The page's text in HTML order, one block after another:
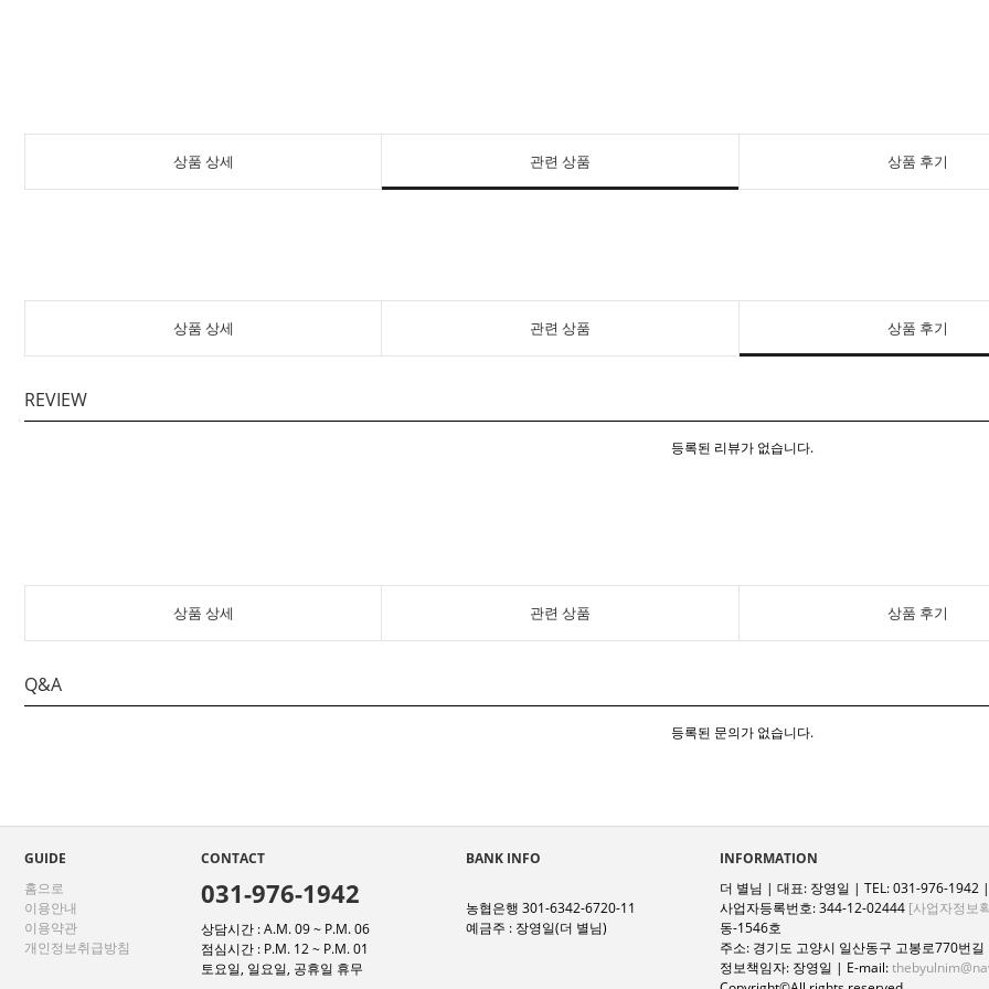
상품 상세 관련 상품 상품 후기
상품 상세 관련 상품 상품 후기
REVIEW
등록된 리뷰가 없습니다.
상품 상세 관련 상품 상품 후기
Q&A
등록된 문의가 없습니다.
GUIDE
홈으로
이용안내
이용약관
개인정보취급방침
CONTACT
031-976-1942
상담시간 : A.M. 09 ~ P.M. 06
점심시간 : P.M. 12 ~ P.M. 01
토요일, 일요일, 공휴일 휴무
BANK INFO
농협은행 301-6342-6720-11
예금주 : 장영일(더 별님)
INFORMATION
더 별님 | 대표: 장영일 | TEL: 031-976-1942
사업자등록번호: 344-12-02444 [사업자정보
동-1546호
주소: 경기도 고양시 일산동구 고봉로770번
정보책임자: 장영일 | E-mail: